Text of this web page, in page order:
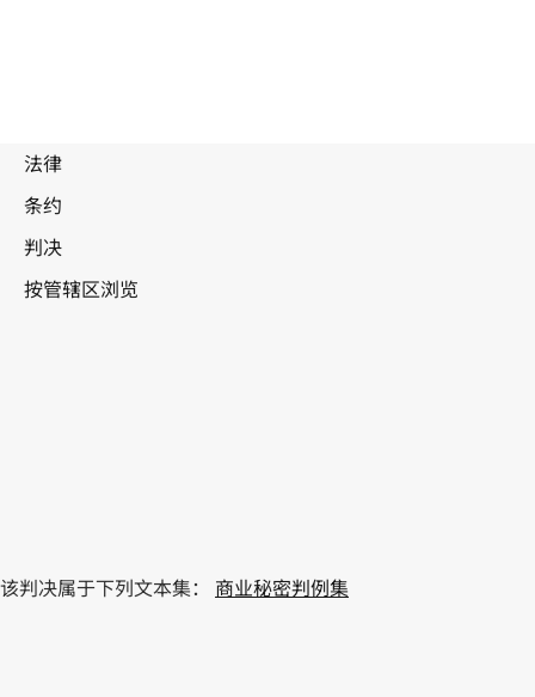
该判决属于下列文本集： 商业秘密判例集